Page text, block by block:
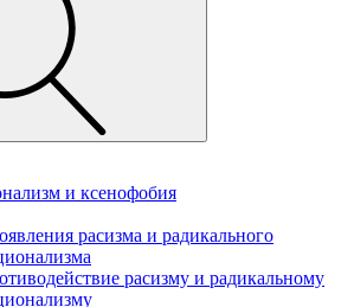
и ксенофобия
расизма и радикального
расизму и радикальному